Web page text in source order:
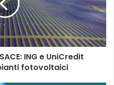
ING e UniCredit
fotovoltaici